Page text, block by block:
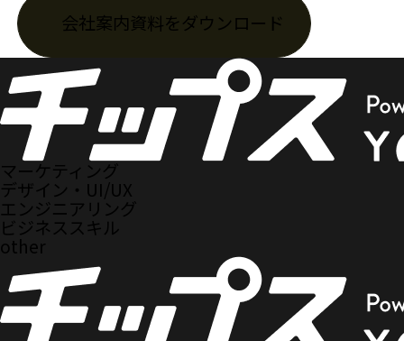
会社案内資料をダウンロード
マーケティング
デザイン・UI/UX
エンジニアリング
ビジネススキル
other